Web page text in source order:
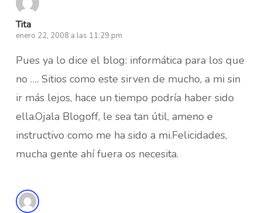
Tita
enero 22, 2008 a las 11:29 pm
Pues ya lo dice el blog: informática para los que
no …. Sitios como este sirven de mucho, a mi sin
ir más lejos, hace un tiempo podría haber sido
ella.Ojala Blogoff, le sea tan útil, ameno e
instructivo como me ha sido a mi.Felicidades,
mucha gente ahí fuera os necesita.